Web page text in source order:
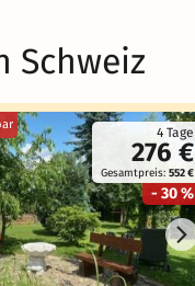
Schweiz
4 Tage
276 €
Gesamtpreis: 552 €
- 30 %